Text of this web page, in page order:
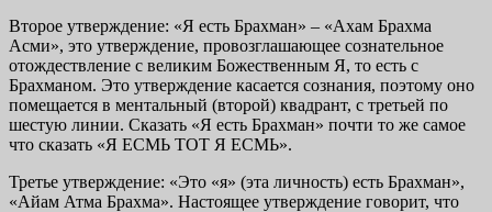
Второе утверждение: «Я есть Брахман» – «Ахам Брахма
Асми», это утверждение, провозглашающее сознательное
отождествление с великим Божественным Я, то есть с
Брахманом. Это утверждение касается сознания, поэтому оно
помещается в ментальный (второй) квадрант, с третьей по
шестую линии. Сказать «Я есть Брахман» почти то же самое
что сказать «Я ЕСМЬ ТОТ Я ЕСМЬ».
Третье утверждение: «Это «я» (эта личность) есть Брахман»,
«Айам Атма Брахма». Настоящее утверждение говорит, что